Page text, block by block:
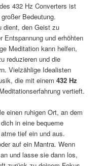
432 Hz Converters ist
Bedeutung.
dient, den Geist zu
Entspannung und erhöhten
Meditation kann helfen,
reduzieren und die
Vielzählige Idealisten
die mit einem432 Hz
vertieft.
einen ruhigen Ort, an dem
in eine bequeme
tief ein und aus.
auf ein Mantra. Wenn
und lasse sie dann los,